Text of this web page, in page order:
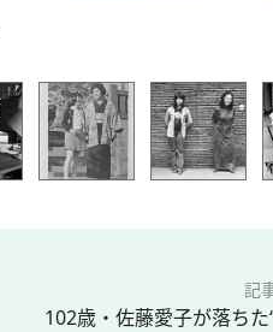
記
102歳・佐藤愛子が落ち